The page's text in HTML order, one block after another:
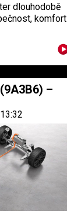
dlouhodobě
komfort
–